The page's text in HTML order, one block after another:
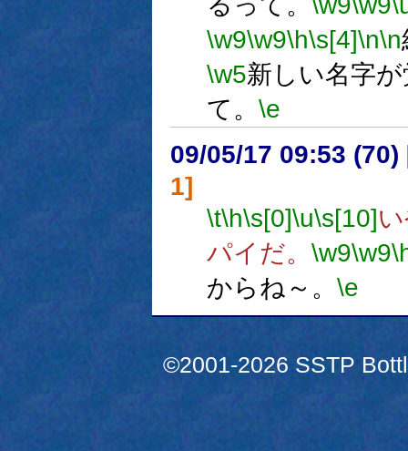
\w9\w9\h\s[4]\n\n
\w5新しい名字
て。 \e
09/05/17 09:53 (70)
1]
\t\h\s[0]\u\s[10]
パイだ。 \w9\w9
からね～。 \e
©2001-2026 SSTP